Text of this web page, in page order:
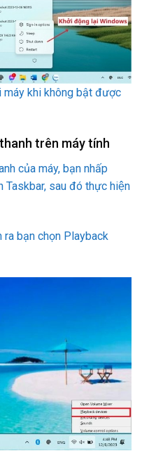
máy khi không bật được
trên máy tính
của máy, bạn nhấp
Taskbar, sau đó thực hiện
ra bạn chọn Playback